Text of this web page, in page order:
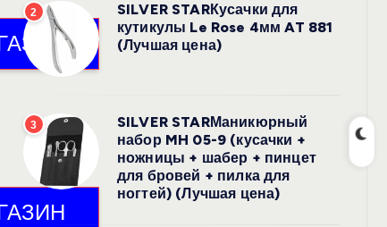
2
SILVER STARКусачки для
кутикулы Le Rose 4мм AT 881
(Лучшая цена)
3
SILVER STARМаникюрный
набор MH 05-9 (кусачки +
ножницы + шабер + пинцет
для бровей + пилка для
ногтей) (Лучшая цена)